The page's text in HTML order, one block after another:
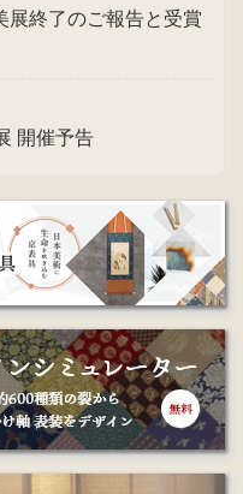
展終了のご報告と受賞
開催予告